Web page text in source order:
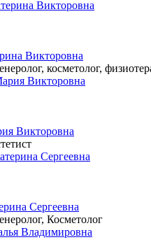
Викторовна
косметолог,
Викторовна
Сергеевна
Косметолог